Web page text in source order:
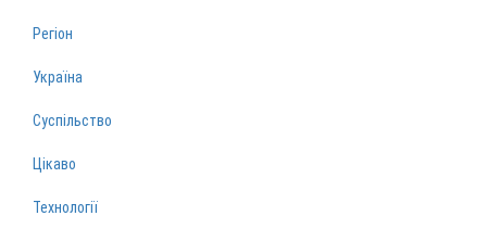
Регіон
Україна
Суспільство
Цікаво
Технології